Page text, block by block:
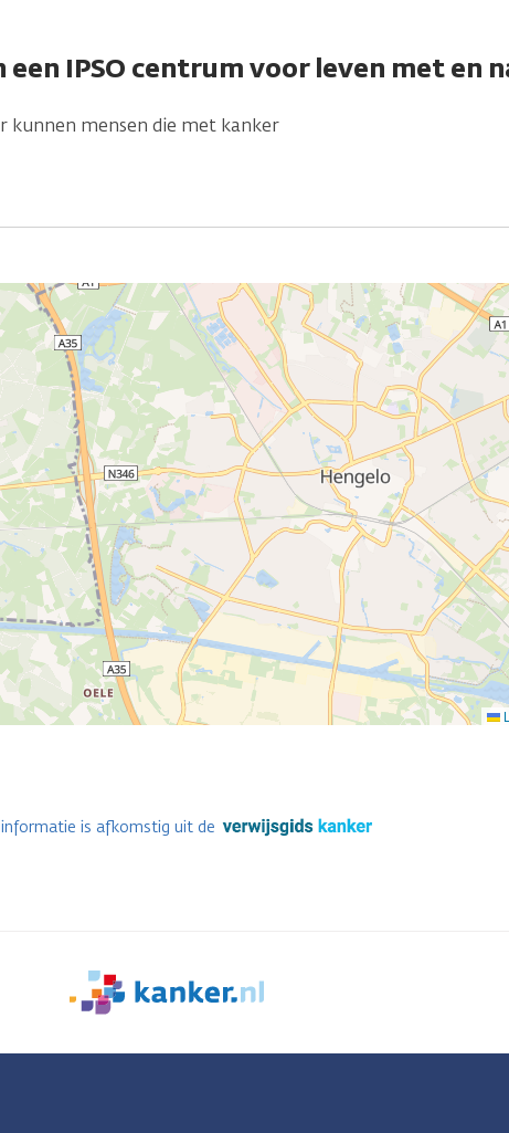
IPSO centrum voor leven met en
kunnen mensen die met kanker
is afkomstig uit de
We
er